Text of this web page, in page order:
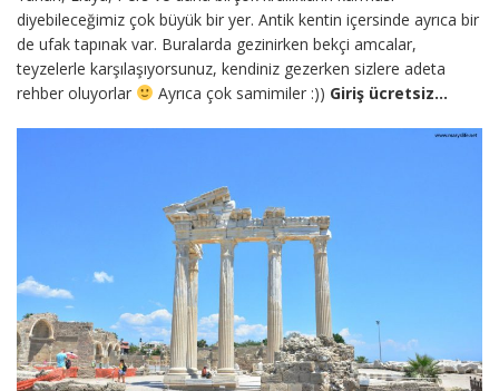
diyebileceğimiz çok büyük bir yer. Antik kentin içersinde ayrıca bir
de ufak tapınak var. Buralarda gezinirken bekçi amcalar,
teyzelerle karşılaşıyorsunuz, kendiniz gezerken sizlere adeta
rehber oluyorlar
Ayrıca çok samimiler :)) Giriş ücretsiz…